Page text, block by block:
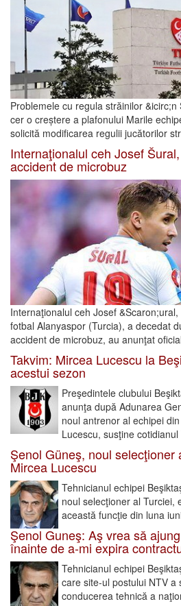
Problemele cu regula străinilor
cer o creștere a plafonului Marile
solicită modificarea regulii jucătorilor
Internaţionalul ceh Josef
accident de microbuz
Internaţionalul ceh Josef
fotbal Alanyaspor (Turcia), a decedat
accident de microbuz, au anunţat
Takvim: Mircea Lucescu la
acestui sezon
Preşedintele clubului
anunţa după Adunarea
noul antrenor al echipei
Lucescu, susţine cotidianul
Şenol Güneş, noul selecţioner
Mircea Lucescu
Tehnicianul echipei
noul selecţioner al Turciei,
această funcţie din luna
Şenol Guneş: Aş vrea să
înainte de a-mi expira
Tehnicianul echipei
care site-ul postului NTV
conducerea tehnică a